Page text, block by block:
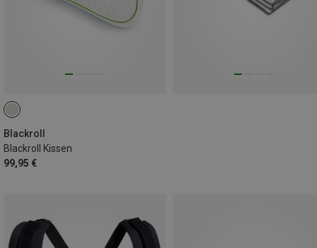
Blackroll
Blackroll Kissen
99,95 €